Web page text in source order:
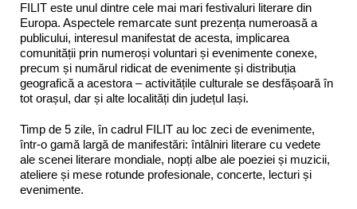
FILIT este unul dintre cele mai mari festivaluri literare din
Europa. Aspectele remarcate sunt prezența numeroasă a
publicului, interesul manifestat de acesta, implicarea
comunității prin numeroși voluntari și evenimente conexe,
precum și numărul ridicat de evenimente și distribuția
geografică a acestora – activitățile culturale se desfășoară în
tot orașul, dar și alte localități din județul Iași.
Timp de 5 zile, în cadrul FILIT au loc zeci de evenimente,
într-o gamă largă de manifestări: întâlniri literare cu vedete
ale scenei literare mondiale, nopți albe ale poeziei și muzicii,
ateliere și mese rotunde profesionale, concerte, lecturi și
evenimente.